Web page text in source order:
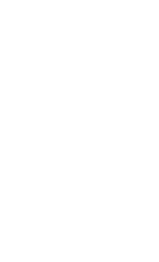
или
лица, губ,
Требуется
боль в
(67%) и
ХСН.
поводу
ХСН,
прямо
приеме
почек
о
в два